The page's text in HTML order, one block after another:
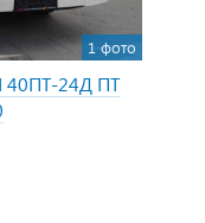
1 фото
40ПТ-24Д ПТ